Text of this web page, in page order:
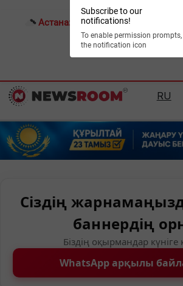
Subscribe to our
notifications!
To enable permission
the notification icon
Астана: 25°C Алматы:
RU
Сіздің
баннердің
Біздің оқырмандар күніге
WhatsApp арқылы